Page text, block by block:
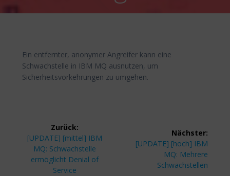
Ein entfernter, anonymer Angreifer kann eine
Schwachstelle in IBM MQ ausnutzen, um
Sicherheitsvorkehrungen zu umgehen.
Beitragsnavigation
Zurück:
Vorheriger
Beitrag:
[UPDATE] [mittel] IBM
MQ: Schwachstelle
ermöglicht Denial of
Service
Nächster:
Nächster
[UPDATE] [hoch] IBM
MQ: Mehrere
Schwachstellen